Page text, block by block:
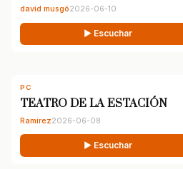
david musgö2026-06-10
▶ Escuchar
PC
TEATRO DE LA ESTACIÓN
Ramírez2026-06-08
▶ Escuchar